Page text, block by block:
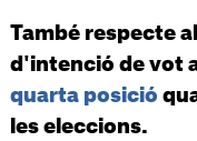
També respecte
d'intenció de vot
quarta posició
les eleccions.